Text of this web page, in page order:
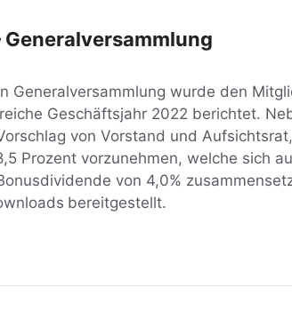
Generalversammlung
Generalversammlung wurde den
Geschäftsjahr 2022 berichtet.
von Vorstand und
Prozent vorzunehmen, welche sich
von 4,0%
bereitgestellt.